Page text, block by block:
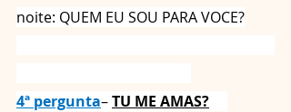
noite: QUEM EU SOU PARA VOCE?
4ª pergunta– TU ME AMAS?